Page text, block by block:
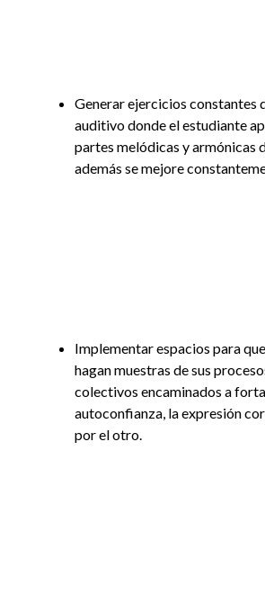
Generar ejercicios constantes
auditivo donde el estudiante
partes melódicas y armónicas
además se mejore
Implementar espacios para
hagan muestras de sus
colectivos encaminados a
autoconfianza, la expresión
por el otro.